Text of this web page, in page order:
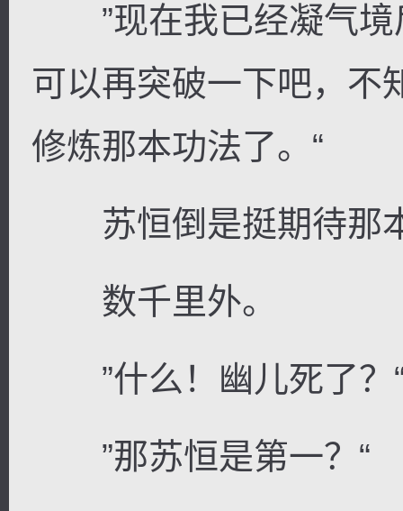
”现在我已经凝气境
可以再突破一下吧，不
修炼那本功法了。“
苏恒倒是挺期待那
数千里外。
”什么！幽儿死了？
”那苏恒是第一？“